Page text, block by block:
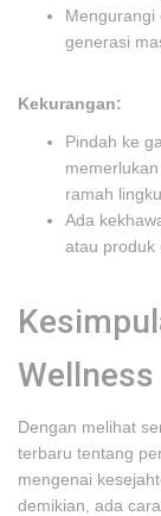
Mengurangi
generasi
Kekurangan:
Pindah ke
ramah
Ada
atau produk
Dengan melihat
terbaru tentang
mengenai
demikian, ada